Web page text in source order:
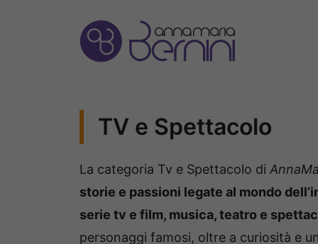
TV e Spettacolo
La categoria Tv e Spettacolo di
storie e passioni legate al mondo
serie tv e film, musica, teatro e
personaggi famosi, oltre a curiosità e